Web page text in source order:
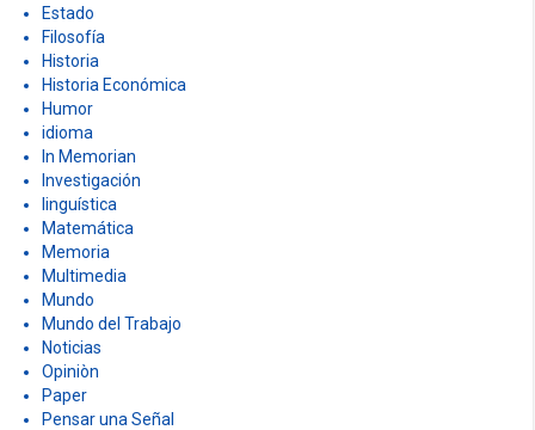
Estado
Filosofía
Historia
Historia Económica
Humor
idioma
In Memorian
Investigación
linguística
Matemática
Memoria
Multimedia
Mundo
Mundo del Trabajo
Noticias
Opiniòn
Paper
Pensar una Señal